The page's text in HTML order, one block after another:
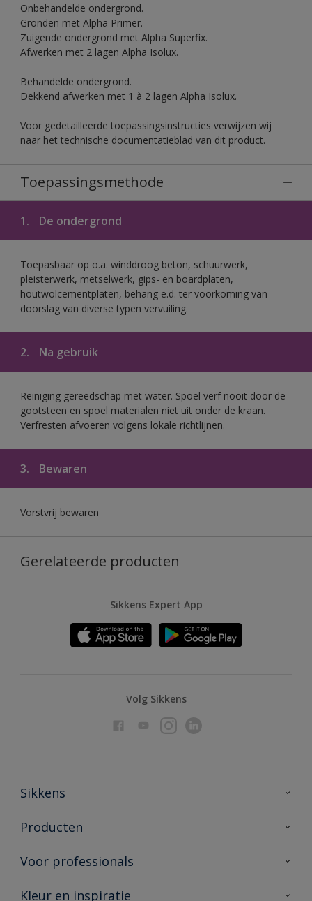
Onbehandelde ondergrond.
Gronden met Alpha Primer.
Zuigende ondergrond met Alpha Superfix.
Afwerken met 2 lagen Alpha Isolux.
Behandelde ondergrond.
Dekkend afwerken met 1 à 2 lagen Alpha Isolux.
Voor gedetailleerde toepassingsinstructies verwijzen wij
naar het technische documentatieblad van dit product.
Toepassingsmethode
1. De ondergrond
Toepasbaar op o.a. winddroog beton, schuurwerk,
pleisterwerk, metselwerk, gips- en boardplaten,
houtwolcementplaten, behang e.d. ter voorkoming van
doorslag van diverse typen vervuiling.
2. Na gebruik
Reiniging gereedschap met water. Spoel verf nooit door de
gootsteen en spoel materialen niet uit onder de kraan.
Verfresten afvoeren volgens lokale richtlijnen.
3. Bewaren
Vorstvrij bewaren
Gerelateerde producten
Sikkens Expert App
Volg Sikkens
Sikkens
Over Sikkens
Duurzaamheid
Producten
Producten voor binnen
Vind je verkooppunt
Voor professionals
Advies & service
Kleur en inspiratie